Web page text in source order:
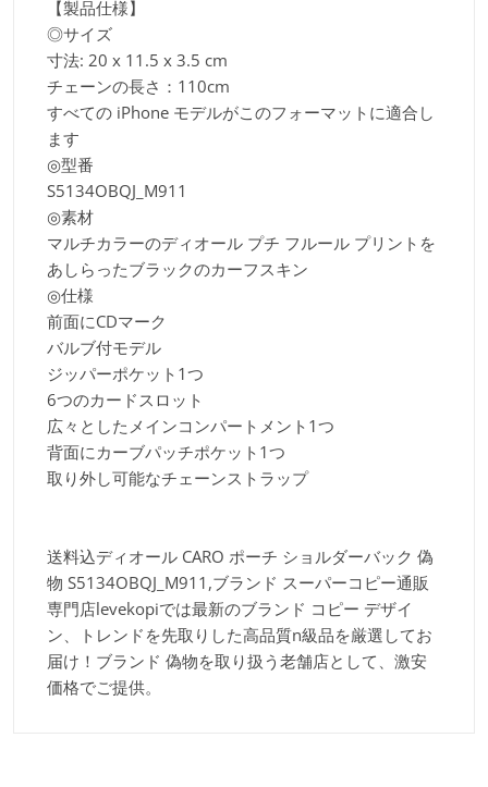
【製品仕様】
◎サイズ
寸法: 20 x 11.5 x 3.5 cm
チェーンの長さ：110cm
すべての iPhone モデルがこのフォーマットに適合し
ます
◎型番
S5134OBQJ_M911
◎素材
マルチカラーのディオール プチ フルール プリントを
あしらったブラックのカーフスキン
◎仕様
前面にCDマーク
バルブ付モデル
ジッパーポケット1つ
6つのカードスロット
広々としたメインコンパートメント1つ
背面にカーブパッチポケット1つ
取り外し可能なチェーンストラップ
送料込ディオール CARO ポーチ ショルダーバック 偽
物 S5134OBQJ_M911,ブランド スーパーコピー通販
専門店levekopiでは最新のブランド コピー デザイ
ン、トレンドを先取りした高品質n級品を厳選してお
届け！ブランド 偽物を取り扱う老舗店として、激安
価格でご提供。